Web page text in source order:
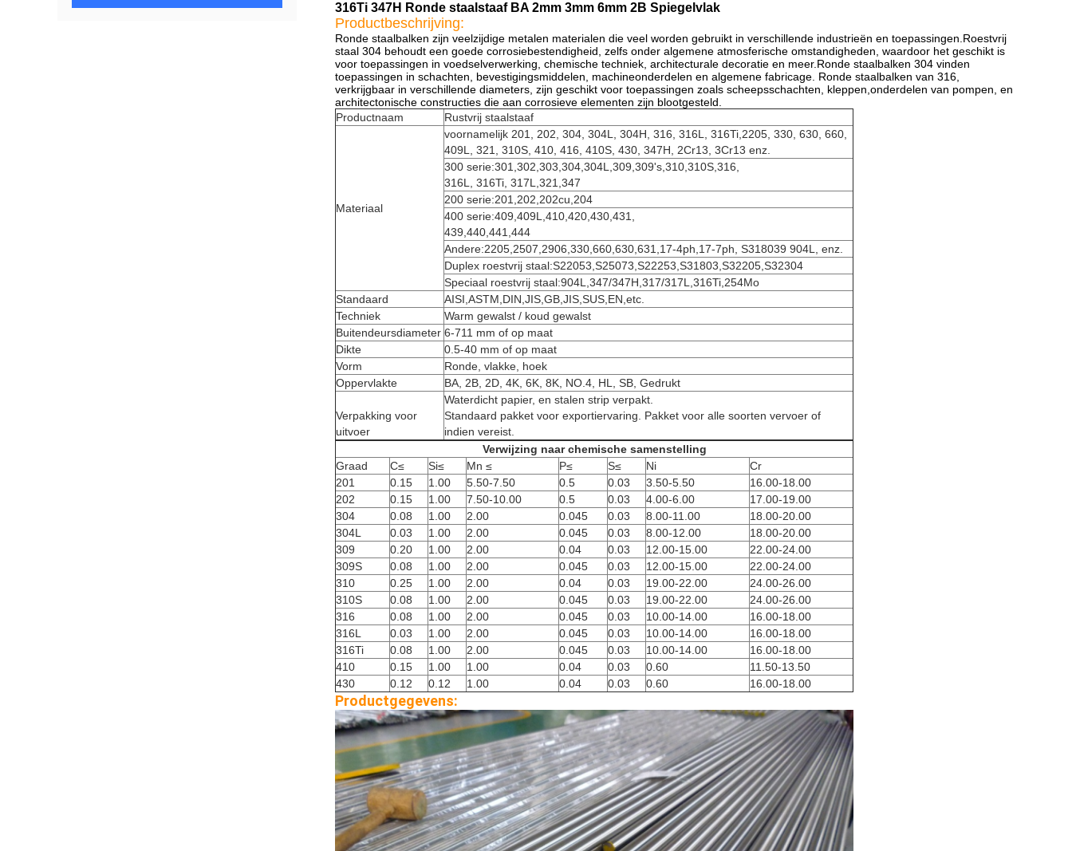
316Ti 347H Ronde staalstaaf BA 2mm 3mm 6mm 2B Spiegelvlak
Productbeschrijving:
Ronde staalbalken zijn veelzijdige metalen materialen die veel worden gebruikt in verschillende industrieën en toepassingen.Roestvrij
staal 304 behoudt een goede corrosiebestendigheid, zelfs onder algemene atmosferische omstandigheden, waardoor het geschikt is
voor toepassingen in voedselverwerking, chemische techniek, architecturale decoratie en meer.Ronde staalbalken 304 vinden
toepassingen in schachten, bevestigingsmiddelen, machineonderdelen en algemene fabricage. Ronde staalbalken van 316,
verkrijgbaar in verschillende diameters, zijn geschikt voor toepassingen zoals scheepsschachten, kleppen,onderdelen van pompen, en
architectonische constructies die aan corrosieve elementen zijn blootgesteld.
Productnaam
Rustvrij staalstaaf
Materiaal
voornamelijk 201, 202, 304, 304L, 304H, 316, 316L, 316Ti,2205, 330, 630, 660,
409L, 321, 310S, 410, 416, 410S, 430, 347H, 2Cr13, 3Cr13 enz.
300 serie:301,302,303,304,304L,309,309's,310,310S,316,
316L, 316Ti, 317L,321,347
200 serie:201,202,202cu,204
400 serie:409,409L,410,420,430,431,
439,440,441,444
Andere:2205,2507,2906,330,660,630,631,17-4ph,17-7ph, S318039 904L, enz.
Duplex roestvrij staal:S22053,S25073,S22253,S31803,S32205,S32304
Speciaal roestvrij staal:904L,347/347H,317/317L,316Ti,254Mo
Standaard
AISI,ASTM,DIN,JIS,GB,JIS,SUS,EN,etc.
Techniek
Warm gewalst / koud gewalst
Buitendeursdiameter 6-711 mm of op maat
Dikte
0.5-40 mm of op maat
Vorm
Ronde, vlakke, hoek
Oppervlakte
BA, 2B, 2D, 4K, 6K, 8K, NO.4, HL, SB, Gedrukt
Verpakking voor
uitvoer
Waterdicht papier, en stalen strip verpakt.
Standaard pakket voor exportiervaring. Pakket voor alle soorten vervoer of
indien vereist.
Verwijzing naar chemische samenstelling
Graad
C≤ Si≤ Mn ≤ P≤ S≤ Ni
Cr
201
0.15 1.00 5.50-7.50 0.5 0.03 3.50-5.50
16.00-18.00
202
0.15 1.00 7.50-10.00 0.5 0.03 4.00-6.00
17.00-19.00
304
0.08 1.00 2.00 0.045 0.03 8.00-11.00
18.00-20.00
304L
0.03 1.00 2.00 0.045 0.03 8.00-12.00
18.00-20.00
309
0.20 1.00 2.00 0.04 0.03 12.00-15.00
22.00-24.00
309S
0.08 1.00 2.00 0.045 0.03 12.00-15.00
22.00-24.00
310
0.25 1.00 2.00 0.04 0.03 19.00-22.00
24.00-26.00
310S
0.08 1.00 2.00 0.045 0.03 19.00-22.00
24.00-26.00
316
0.08 1.00 2.00 0.045 0.03 10.00-14.00
16.00-18.00
316L
0.03 1.00 2.00 0.045 0.03 10.00-14.00
16.00-18.00
316Ti
0.08 1.00 2.00 0.045 0.03 10.00-14.00
16.00-18.00
410
0.15 1.00 1.00 0.04 0.03 0.60
11.50-13.50
430
0.12 0.12 1.00 0.04 0.03 0.60 16.00-18.00
Productgegevens: